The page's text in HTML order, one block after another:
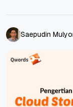
Saepudin